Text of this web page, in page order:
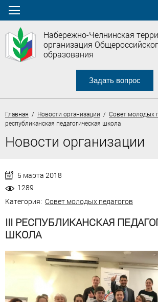
Набережно-Челнинская
организация
образования
Задать вопрос
Главная / Новости организации / Совет молодых
республиканская педагогическая школа
Новости организации
5 марта 2018
1289
Категория: Совет молодых педагогов
III РЕСПУБЛИКАНСКАЯ
ШКОЛА